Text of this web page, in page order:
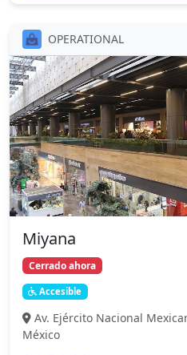
OPERATIONAL
Miyana
Cerrado ahora
Accesible
Av. Ejército Nacional
México